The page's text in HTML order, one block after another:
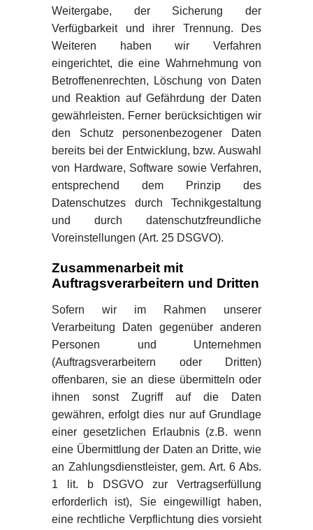
Weitergabe, der Sicherung der
Verfügbarkeit und ihrer Trennung. Des
Weiteren haben wir Verfahren
eingerichtet, die eine Wahrnehmung von
Betroffenenrechten, Löschung von Daten
und Reaktion auf Gefährdung der Daten
gewährleisten. Ferner berücksichtigen wir
den Schutz personenbezogener Daten
bereits bei der Entwicklung, bzw. Auswahl
von Hardware, Software sowie Verfahren,
entsprechend dem Prinzip des
Datenschutzes durch Technikgestaltung
und durch datenschutzfreundliche
Voreinstellungen (Art. 25 DSGVO).
Zusammenarbeit mit
Auftragsverarbeitern und Dritten
Sofern wir im Rahmen unserer
Verarbeitung Daten gegenüber anderen
Personen und Unternehmen
(Auftragsverarbeitern oder Dritten)
offenbaren, sie an diese übermitteln oder
ihnen sonst Zugriff auf die Daten
gewähren, erfolgt dies nur auf Grundlage
einer gesetzlichen Erlaubnis (z.B. wenn
eine Übermittlung der Daten an Dritte, wie
an Zahlungsdienstleister, gem. Art. 6 Abs.
1 lit. b DSGVO zur Vertragserfüllung
erforderlich ist), Sie eingewilligt haben,
eine rechtliche Verpflichtung dies vorsieht